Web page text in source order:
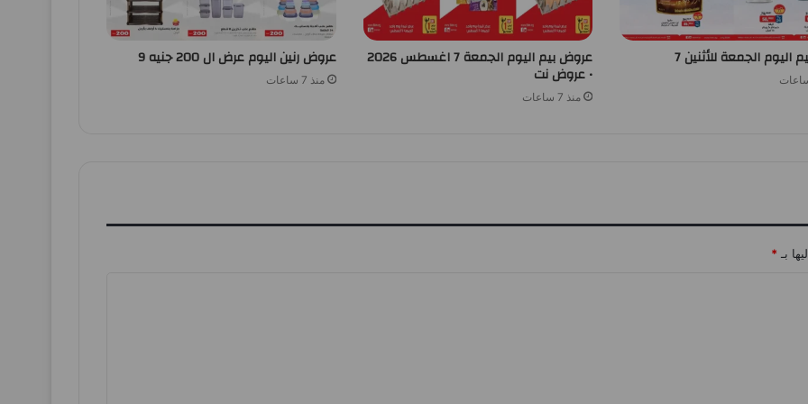
اليوم الجمعة للأثنين 7 عروض بيم اليوم الجمعة 7 اغسطس 2026
• عروض نت
منذ 7 ساعات
عروض رنين اليوم عرض ال 200 جنيه 9
منذ 7 ساعات
بـ *